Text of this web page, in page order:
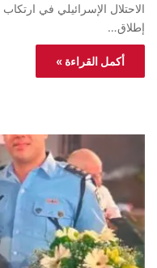
الاحتلال الإسرائيلي في
إطلاق…
أكمل القراءة »